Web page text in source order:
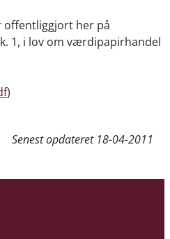
her på
1, i lov om værdipapirhandel
)
Senest opdateret 18-04-2011